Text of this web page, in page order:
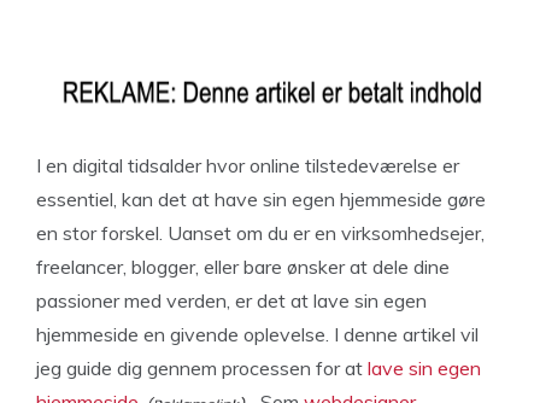
I en digital tidsalder hvor online tilstedeværelse er
essentiel, kan det at have sin egen hjemmeside gøre
en stor forskel. Uanset om du er en virksomhedsejer,
freelancer, blogger, eller bare ønsker at dele dine
passioner med verden, er det at lave sin egen
hjemmeside en givende oplevelse. I denne artikel vil
jeg guide dig gennem processen for at lave sin egen